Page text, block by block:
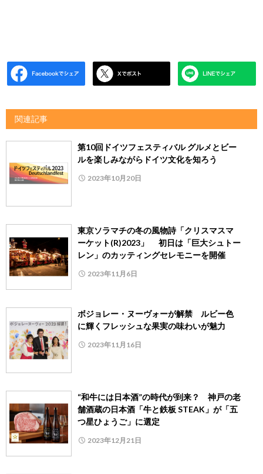
関連記事
第10回ドイツフェスティバル グルメとビー
ルを楽しみながらドイツ文化を知ろう
2023年10月20日
東京ソラマチの冬の風物詩「クリスマスマ
ーケット(R)2023」 初日は「巨大シュトー
レン」のカッティングセレモニーを開催
2023年11月6日
ボジョレー・ヌーヴォーが解禁 ルビー色
に輝くフレッシュな果実の味わいが魅力
2023年11月16日
“和牛には日本酒”の時代が到来？ 神戸の老
舗酒蔵の日本酒「牛と鉄板 STEAK」が「五
つ星ひょうご」に選定
2023年12月21日